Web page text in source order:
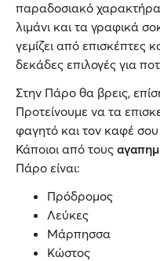
παραδοσιακό
λιμάνι και τα γραφικά
γεμίζει από επισκέπτες
δεκάδες επιλογές για
Στην Πάρο θα βρεις,
Προτείνουμε να τα
φαγητό και τον καφέ
Κάποιοι από τους
Πάρο είναι:
Πρόδρομος
Λεύκες
Μάρπησσα
Κώστος